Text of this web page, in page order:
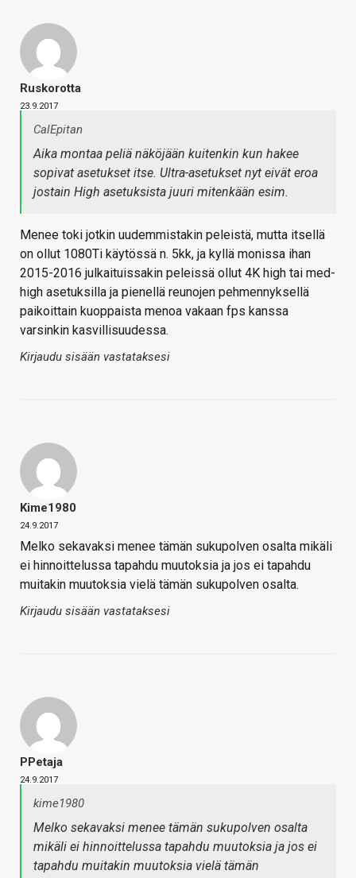
Ruskorotta
23.9.2017
CalEpitan
Aika montaa peliä näköjään kuitenkin kun hakee
sopivat asetukset itse. Ultra-asetukset nyt eivät eroa
jostain High asetuksista juuri mitenkään esim.
Menee toki jotkin uudemmistakin peleistä, mutta itsellä
on ollut 1080Ti käytössä n. 5kk, ja kyllä monissa ihan
2015-2016 julkaituissakin peleissä ollut 4K high tai med-
high asetuksilla ja pienellä reunojen pehmennyksellä
paikoittain kuoppaista menoa vakaan fps kanssa
varsinkin kasvillisuudessa.
Kirjaudu sisään vastataksesi
Kime1980
24.9.2017
Melko sekavaksi menee tämän sukupolven osalta mikäli
ei hinnoittelussa tapahdu muutoksia ja jos ei tapahdu
muitakin muutoksia vielä tämän sukupolven osalta.
Kirjaudu sisään vastataksesi
PPetaja
24.9.2017
kime1980
Melko sekavaksi menee tämän sukupolven osalta
mikäli ei hinnoittelussa tapahdu muutoksia ja jos ei
tapahdu muitakin muutoksia vielä tämän